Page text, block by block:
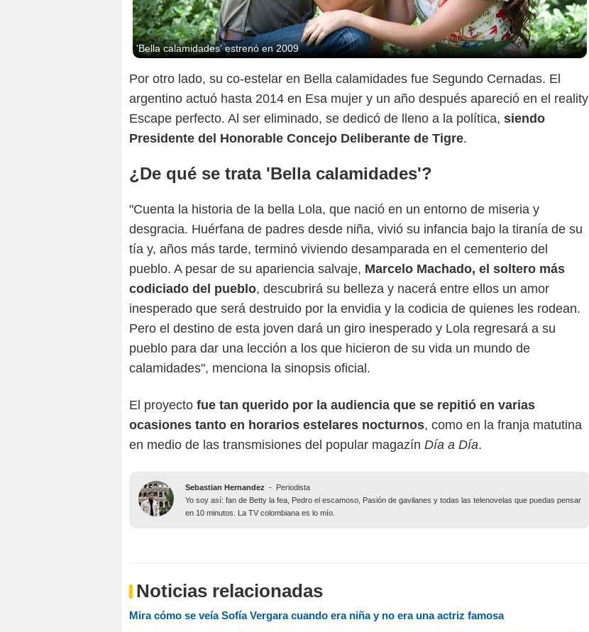
'Bella calamidades' estrenó en 2009
Por otro lado, su co-estelar en Bella calamidades fue Segundo Cernadas. El
argentino actuó hasta 2014 en Esa mujer y un año después apareció en el reality
Escape perfecto. Al ser eliminado, se dedicó de lleno a la política, siendo
Presidente del Honorable Concejo Deliberante de Tigre.
¿De qué se trata 'Bella calamidades'?
"Cuenta la historia de la bella Lola, que nació en un entorno de miseria y
desgracia. Huérfana de padres desde niña, vivió su infancia bajo la tiranía de su
tía y, años más tarde, terminó viviendo desamparada en el cementerio del
pueblo. A pesar de su apariencia salvaje, Marcelo Machado, el soltero más
codiciado del pueblo, descubrirá su belleza y nacerá entre ellos un amor
inesperado que será destruido por la envidia y la codicia de quienes les rodean.
Pero el destino de esta joven dará un giro inesperado y Lola regresará a su
pueblo para dar una lección a los que hicieron de su vida un mundo de
calamidades", menciona la sinopsis oficial.
El proyecto fue tan querido por la audiencia que se repitió en varias
ocasiones tanto en horarios estelares nocturnos, como en la franja matutina
en medio de las transmisiones del popular magazín Día a Día.
Sebastian Hernandez -
Periodista
Yo soy así: fan de Betty la fea, Pedro el escamoso, Pasión de gavilanes y todas las telenovelas que puedas pensar
en 10 minutos. La TV colombiana es lo mío.
Noticias relacionadas
Mira cómo se veía Sofía Vergara cuando era niña y no era una actriz famosa